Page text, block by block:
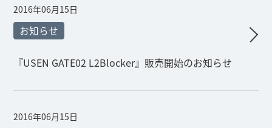
2016年06月15日
お知らせ
『USEN GATE02 L2Blocker』販売開始のお知らせ
2016年06月15日